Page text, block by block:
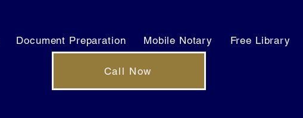
Document Preparation Mobile Notary Free Library
Call Now